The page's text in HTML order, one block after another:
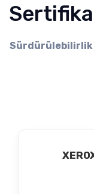
Sürdürülebilirlik